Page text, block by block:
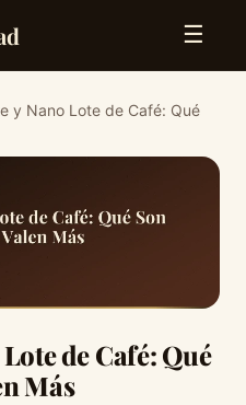
☰
y Nano Lote de Café: Qué
de Café: Qué
Más